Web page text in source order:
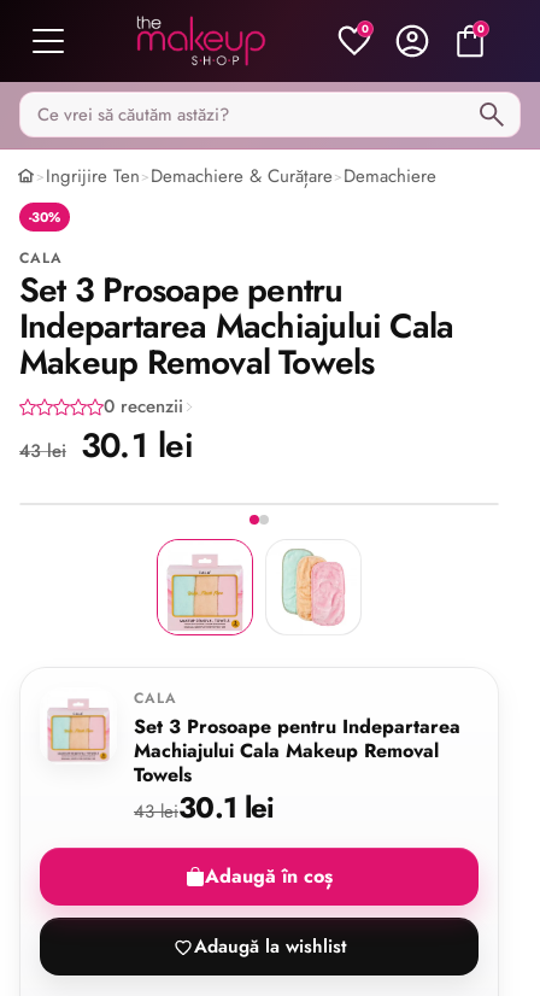
0 0
Caută pe MakeupShop
>Ingrijire Ten>Demachiere & Curățare>Demachiere
-30%
CALA
Set 3 Prosoape pentru
Indepartarea Machiajului Cala
Makeup Removal Towels
0 recenzii
43 lei 30.1 lei
Imaginea 1 din 2
CALA
Set 3 Prosoape pentru Indepartarea
Machiajului Cala Makeup Removal
Towels
43 lei30.1 lei
Adaugă în coș
Adaugă la wishlist